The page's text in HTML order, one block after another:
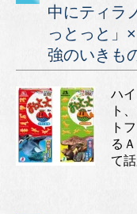
中にティラ
っとっと」
強のいきも
ハ
ト
ト
る
て